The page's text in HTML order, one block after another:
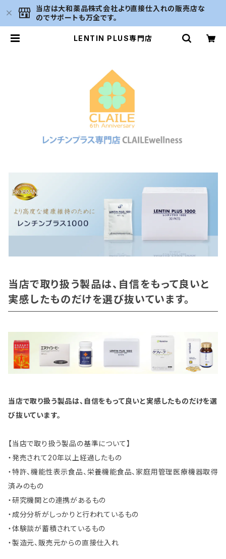
当店は大和薬品株式会社より直接仕入れの販売店な
のでサポートも万全です。
LENTIN PLUS専門店
当店で取り扱う製品は、自信をもって良いと
実感したものだけを選び抜いています。
当店で取り扱う製品は、自信をもって良いと実感したものだけを選
び抜いています。
【当店で取り扱う製品の基準について】
・発売されて20年以上経過したもの
・特許、機能性表示食品、栄養機能食品、家庭用管理医療機器取得
済みのもの
・研究機関との連携があるもの
・成分分析がしっかりと行われているもの
・体験談が蓄積されているもの
・製造元、販売元からの直接仕入れ